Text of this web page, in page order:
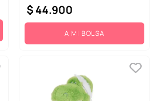
$44.900
A MI BOLSA